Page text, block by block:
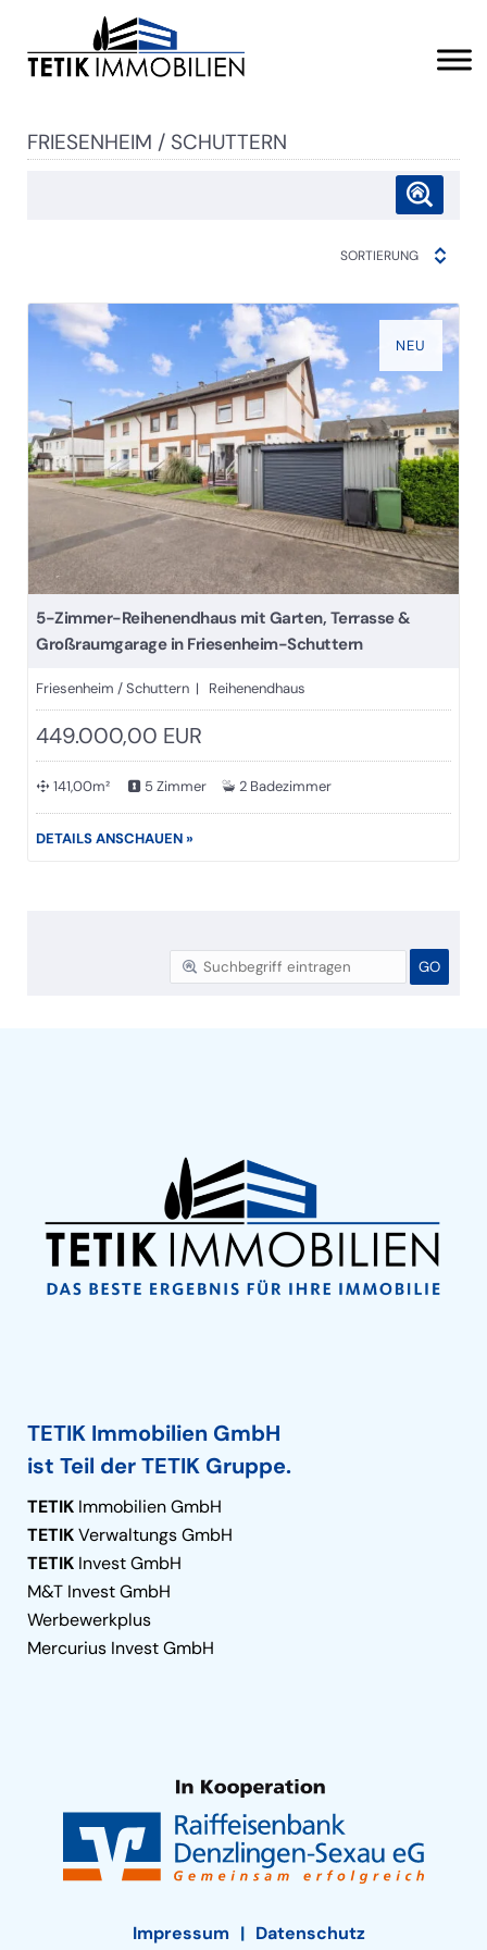
FRIESENHEIM / SCHUTTERN
SORTIERUNG
NEU
5-Zimmer-Reihenendhaus mit Garten, Terrasse &
Großraumgarage in Friesenheim-Schuttern
Friesenheim / Schuttern | Reihenendhaus
449.000,00 EUR
141,00m² 5 Zimmer 2 Badezimmer
DETAILS ANSCHAUEN »
TETIK Immobilien GmbH
ist Teil der TETIK Gruppe.
TETIK Immobilien GmbH
TETIKVerwaltungs GmbH
TETIK Invest GmbH
M&T Invest GmbH
Werbewerkplus
Mercurius Invest GmbH
Impressum Datenschutz